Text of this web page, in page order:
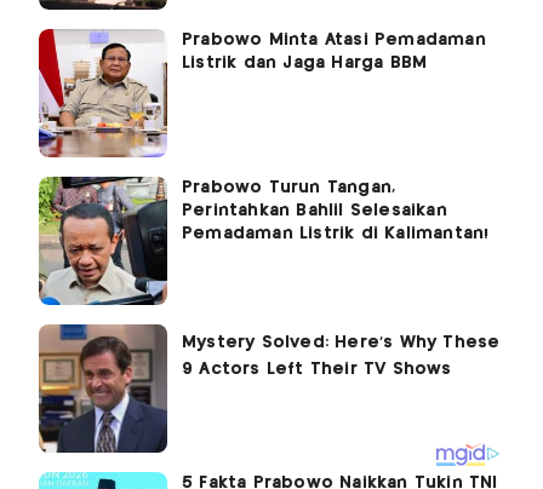
Prabowo Minta Atasi Pemadaman
Listrik dan Jaga Harga BBM
Prabowo Turun Tangan,
Perintahkan Bahlil Selesaikan
Pemadaman Listrik di Kalimantan!
5 Fakta Prabowo Naikkan Tukin TNI